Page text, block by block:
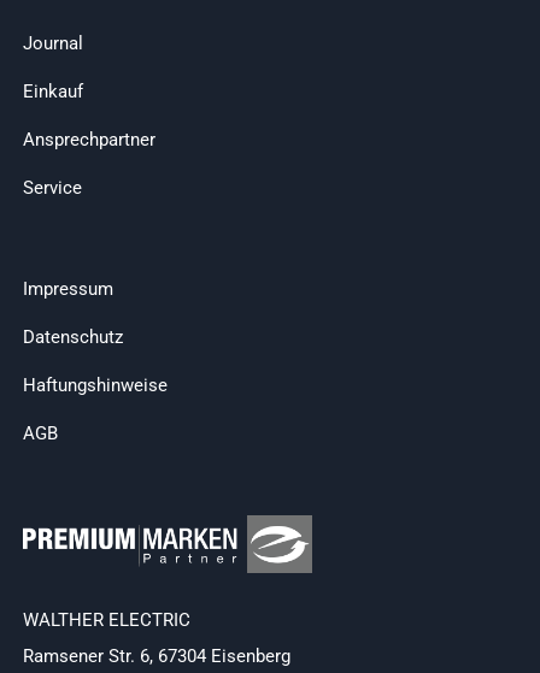
Journal
Einkauf
Ansprechpartner
Service
Impressum
Datenschutz
Haftungshinweise
AGB
WALTHER ELECTRIC
Ramsener Str. 6, 67304 Eisenberg